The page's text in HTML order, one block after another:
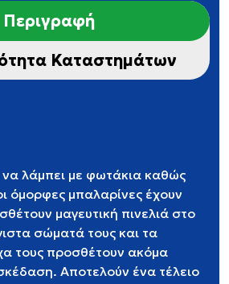
Περιγραφή
Καταστημάτων
να λάμπει με φωτάκια καθώς
όμορφες μπαλαρίνες έχουν
μαγευτική πινελιά στο
σώματά τους και τα
τους προσθέτουν ακόμα
Αποτελούν ένα τέλειο